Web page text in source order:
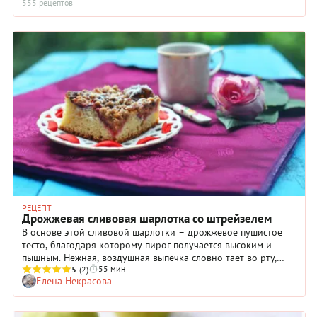
555 рецептов
РЕЦЕПТ
Дрожжевая сливовая шарлотка со штрейзелем
В основе этой сливовой шарлотки – дрожжевое пушистое
тесто, благодаря которому пирог получается высоким и
пышным. Нежная, воздушная выпечка словно тает во рту,
создавая идеальный контраст с сочной кислинкой свежих
слив. Особую изюминку шарлотке придаёт штрейзель —
сладкая хрустящая корочка, которая не только украшает
пирог, но и подчёркивает яркий фруктовый вкус начинки.
5 (2) 55 мин
Елена Некрасова